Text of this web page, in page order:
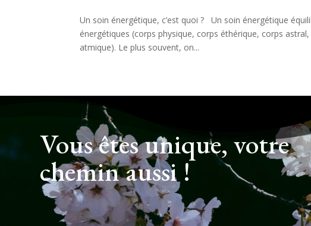
Un soin énergétique, c’est quoi ? Un soin énergétique
énergétiques (corps physique, corps éthérique, corps
atmique). Le plus souvent, on...
Vous êtes unique, votre
chemin aussi !